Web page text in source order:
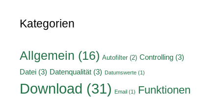
Kategorien
Allgemein (16) Autofilter (2) Controlling (3)
Datei (3) Datenqualität (3) Datumswerte (1)
Download (31) Email (1) Funktionen